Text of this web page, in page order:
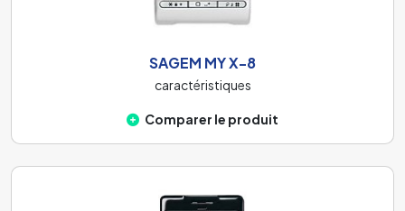
SAGEM MY X-8
caractéristiques
Comparer le produit